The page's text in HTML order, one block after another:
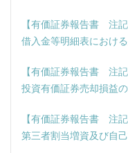
【有価証券報告書 注
借入金等明細表におけ
【有価証券報告書 注
投資有価証券売却損益
【有価証券報告書 注
第三者割当増資及び自